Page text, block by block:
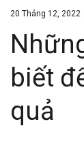
20 Tháng 12, 2022
biết
quả